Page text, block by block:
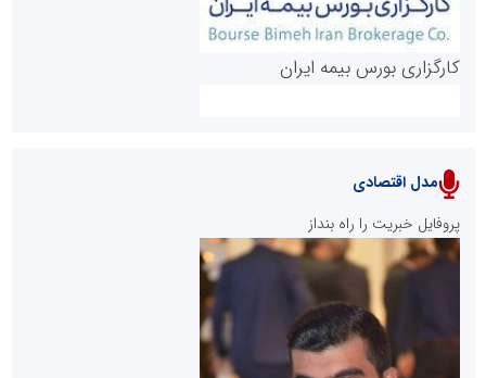
پایگاه خبری نهضت ملی مسکن
کارگزاری بورس بیمه ایران
سازمان بورس و اوراق بهادار
مدل اقتصادی
پروفایل خبریت را راه بنداز